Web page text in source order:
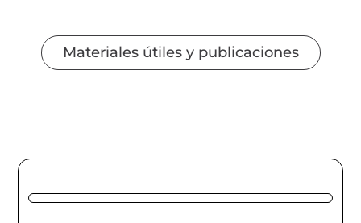
Materiales útiles y publicaciones